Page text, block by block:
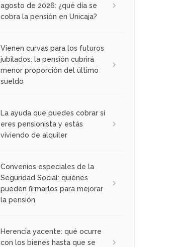
agosto de 2026: ¿qué día se
cobra la pensión en Unicaja?
Vienen curvas para los futuros
jubilados: la pensión cubrirá
menor proporción del último
sueldo
La ayuda que puedes cobrar si
eres pensionista y estás
viviendo de alquiler
Convenios especiales de la
Seguridad Social: quiénes
pueden firmarlos para mejorar
la pensión
Herencia yacente: qué ocurre
con los bienes hasta que se